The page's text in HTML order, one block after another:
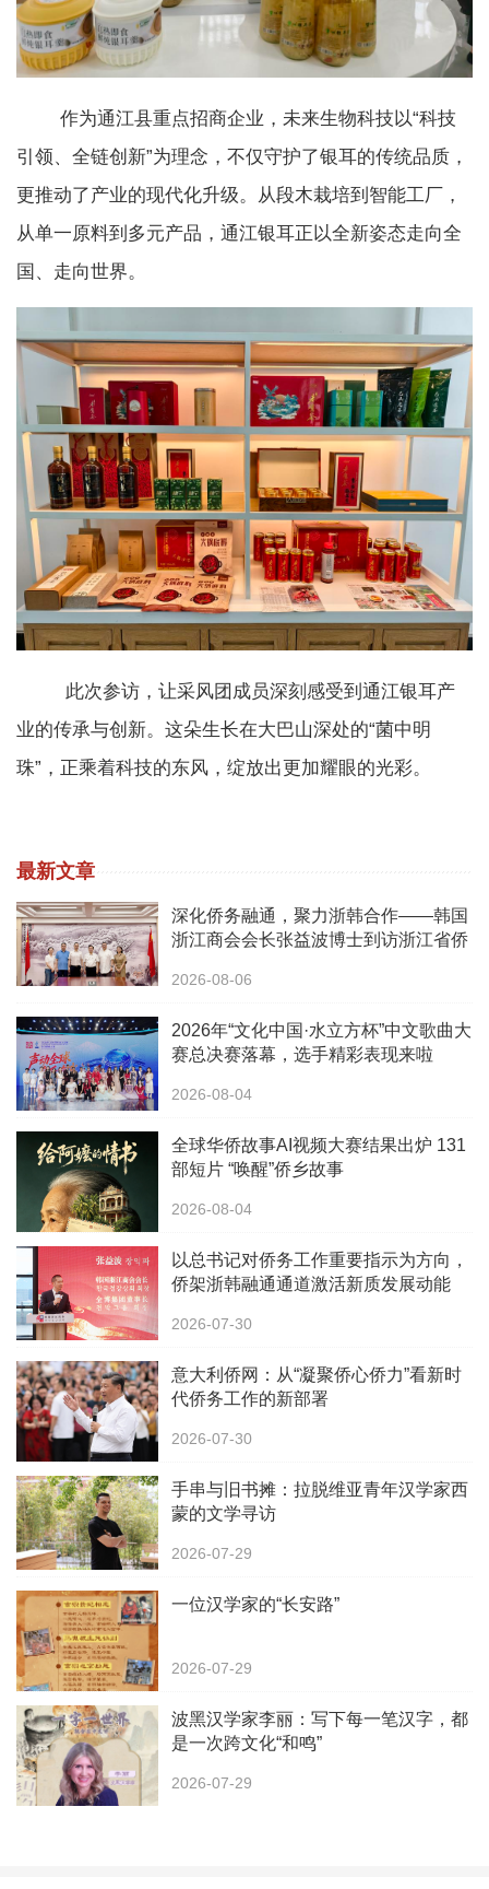
作为通江县重点招商企业，未来生物科技以“科技
引领、全链创新”为理念，不仅守护了银耳的传统品质，
更推动了产业的现代化升级。从段木栽培到智能工厂，
从单一原料到多元产品，通江银耳正以全新姿态走向全
国、走向世界。
此次参访，让采风团成员深刻感受到通江银耳产
业的传承与创新。这朵生长在大巴山深处的“菌中明
珠”，正乘着科技的东风，绽放出更加耀眼的光彩。
最新文章
深化侨务融通，聚力浙韩合作——韩国
浙江商会会长张益波博士到访浙江省侨
2026-08-06
2026年“文化中国·水立方杯”中文歌曲大
赛总决赛落幕，选手精彩表现来啦
2026-08-04
全球华侨故事AI视频大赛结果出炉 131
部短片 “唤醒”侨乡故事
2026-08-04
以总书记对侨务工作重要指示为方向，
侨架浙韩融通通道激活新质发展动能
2026-07-30
意大利侨网：从“凝聚侨心侨力”看新时
代侨务工作的新部署
2026-07-30
手串与旧书摊：拉脱维亚青年汉学家西
蒙的文学寻访
2026-07-29
一位汉学家的“长安路”
2026-07-29
波黑汉学家李丽：写下每一笔汉字，都
是一次跨文化“和鸣”
2026-07-29